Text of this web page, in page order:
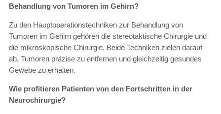
Behandlung von Tumoren im Gehirn?
Zu den Hauptoperationstechniken zur Behandlung von
Tumoren im Gehirn gehören die stereotaktische Chirurgie und
die mikroskopische Chirurgie. Beide Techniken zielen darauf
ab, Tumoren präzise zu entfernen und gleichzeitig gesundes
Gewebe zu erhalten.
Wie profitieren Patienten von den Fortschritten in der
Neurochirurgie?